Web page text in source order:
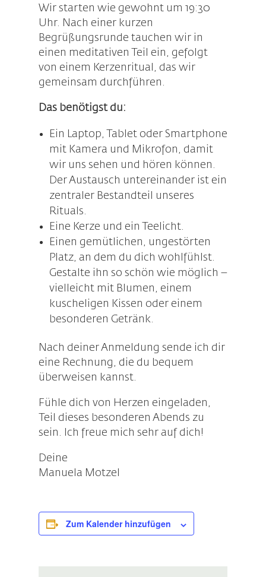
Wir starten wie gewohnt um 19:30
Uhr. Nach einer kurzen
Begrüßungsrunde tauchen wir in
einen meditativen Teil ein, gefolgt
von einem Kerzenritual, das wir
gemeinsam durchführen.
Das benötigst du:
Ein Laptop, Tablet oder Smartphone
mit Kamera und Mikrofon, damit
wir uns sehen und hören können.
Der Austausch untereinander ist ein
zentraler Bestandteil unseres
Rituals.
Eine Kerze und ein Teelicht.
Einen gemütlichen, ungestörten
Platz, an dem du dich wohlfühlst.
Gestalte ihn so schön wie möglich –
vielleicht mit Blumen, einem
kuscheligen Kissen oder einem
besonderen Getränk.
Nach deiner Anmeldung sende ich dir
eine Rechnung, die du bequem
überweisen kannst.
Fühle dich von Herzen eingeladen,
Teil dieses besonderen Abends zu
sein. Ich freue mich sehr auf dich!
Deine
Manuela Motzel
Zum Kalender hinzufügen